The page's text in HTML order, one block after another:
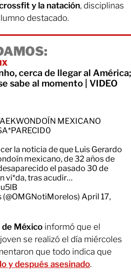
y la natación, disciplinas
destacado.
cerca de llegar al América;
sabe al momento | VIDEO
MEXICANO
la noticia de que Luis Gerardo
mexicano, de 32 años de
el pasado 30 de
vi*da, tras acudir…
April 17,
de México informó que el
se realizó el día miércoles
que todo indica que
y después asesinado.